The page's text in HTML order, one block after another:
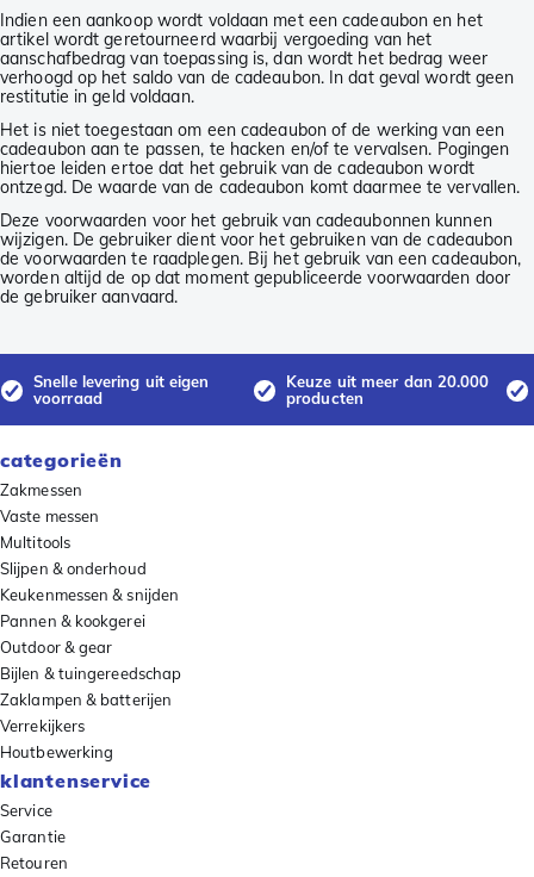
Indien een aankoop wordt voldaan met een cadeaubon en het
artikel wordt geretourneerd waarbij vergoeding van het
aanschafbedrag van toepassing is, dan wordt het bedrag weer
verhoogd op het saldo van de cadeaubon. In dat geval wordt geen
restitutie in geld voldaan.
Het is niet toegestaan om een cadeaubon of de werking van een
cadeaubon aan te passen, te hacken en/of te vervalsen. Pogingen
hiertoe leiden ertoe dat het gebruik van de cadeaubon wordt
ontzegd. De waarde van de cadeaubon komt daarmee te vervallen.
Deze voorwaarden voor het gebruik van cadeaubonnen kunnen
wijzigen. De gebruiker dient voor het gebruiken van de cadeaubon
de voorwaarden te raadplegen. Bij het gebruik van een cadeaubon,
worden altijd de op dat moment gepubliceerde voorwaarden door
de gebruiker aanvaard.
Snelle levering uit eigen
voorraad
Keuze uit meer dan 20.000
producten
categorieën
Zakmessen
Vaste messen
Multitools
Slijpen & onderhoud
Keukenmessen & snijden
Pannen & kookgerei
Outdoor & gear
Bijlen & tuingereedschap
Zaklampen & batterijen
Verrekijkers
Houtbewerking
klantenservice
Service
Garantie
Retouren